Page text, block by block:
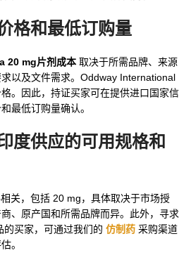
格和最低订购量
20 mg片剂成本 取决于所需品牌、来源
以及文件需求。Oddway International
。因此，持证买家可在提供进口国家信
最低订购量确认。
度供应的可用规格和
关，包括 20 mg，具体取决于市场授
、原产国和所需品牌而异。此外，寻求
的买家，可通过我们的 仿制药 采购渠道
。